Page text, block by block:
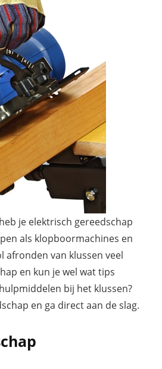
je elektrisch gereedschap
als klopboormachines en
afronden van klussen veel
en kun je wel wat tips
bij het klussen?
en ga direct aan de slag.